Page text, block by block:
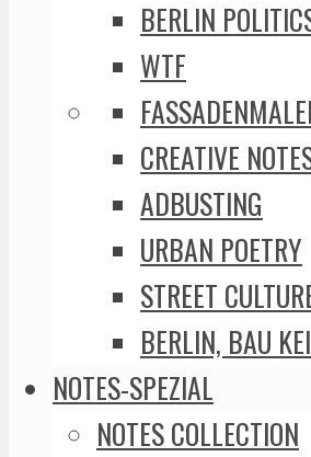
BERLIN
WTF
CREATIVE
ADBUSTING
URBAN POETRY
STREET
BERLIN, BAU
NOTES-SPEZIAL
NOTES COLLECTION